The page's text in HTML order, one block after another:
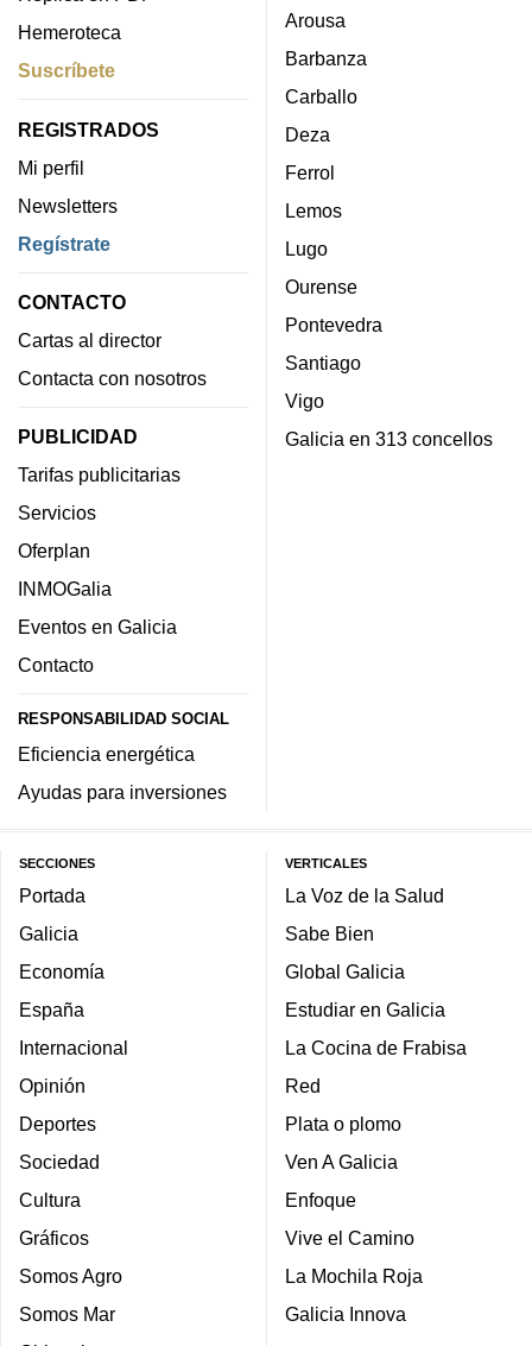
Hemeroteca
Suscríbete
REGISTRADOS
Mi perfil
Newsletters
Regístrate
CONTACTO
Cartas al director
Contacta con nosotros
PUBLICIDAD
Tarifas publicitarias
Servicios
Oferplan
INMOGalia
Eventos en Galicia
Contacto
RESPONSABILIDAD SOCIAL
Eficiencia energética
Ayudas para inversiones
Arousa
Barbanza
Carballo
Deza
Ferrol
Lemos
Lugo
Ourense
Pontevedra
Santiago
Vigo
Galicia en 313 concellos
SECCIONES
Portada
Galicia
Economía
España
Internacional
Opinión
Deportes
Sociedad
Cultura
Gráficos
Somos Agro
Somos Mar
VERTICALES
La Voz de la Salud
Sabe Bien
Global Galicia
Estudiar en Galicia
La Cocina de Frabisa
Red
Plata o plomo
Ven A Galicia
Enfoque
Vive el Camino
La Mochila Roja
Galicia Innova